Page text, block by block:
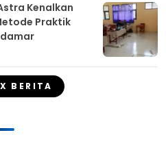
Kenalkan
Praktik
BERITA